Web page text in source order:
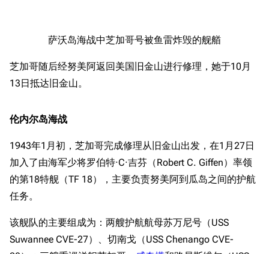
舰R百科
导航
首页
最近更改
留言讨论页
游戏系统
巧
海域资料
舰娘与装备
按类型
按国籍
萨沃岛海战中芝加哥号被鱼雷炸毁的舰艏
芝加哥随后经努美阿返回美国旧金山进行修理，她于10月
13日抵达旧金山。
伦内尔岛海战
1943年1月初，芝加哥完成修理从旧金山出发，在1月27日
加入了由海军少将罗伯特·C·吉芬（Robert C. Giffen）率领
的第18特舰（TF 18），主要负责努美阿到瓜岛之间的护航
任务。
该舰队的主要组成为：两艘护航航母苏万尼号（USS
Suwannee CVE-27）、切南戈（USS Chenango CVE-